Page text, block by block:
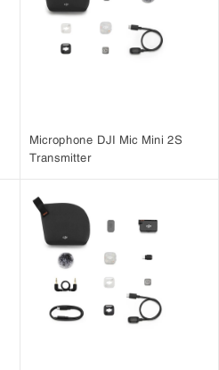
Microphone DJI Mic Mini 2S
Transmitter